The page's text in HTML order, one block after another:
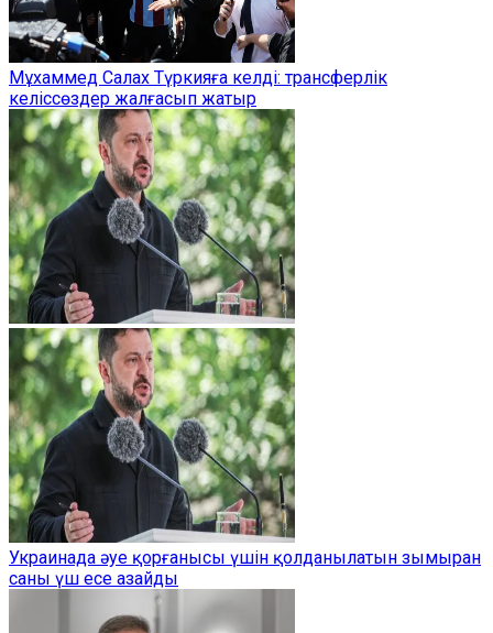
Мұхаммед Салах Түркияға келді: трансферлік
келіссөздер жалғасып жатыр
Украинада әуе қорғанысы үшін қолданылатын зымыран
саны үш есе азайды